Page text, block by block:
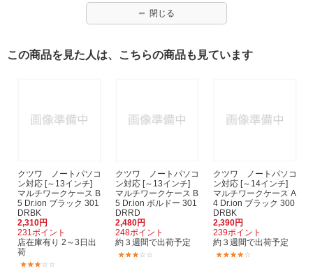
閉じる
この商品を見た人は、こちらの商品も見ています
クツワ ノートパソコ
ン対応 [～13インチ]
マルチワークケース B
5 Dr.ion ブラック 301
DRBK
2,310円
231ポイント
店在庫有り 2～3日出
荷
クツワ ノートパソコ
ン対応 [～13インチ]
マルチワークケース B
5 Dr.ion ボルドー 301
DRRD
2,480円
248ポイント
約３週間で出荷予定
クツワ ノートパソコ
ン対応 [～14インチ]
マルチワークケース A
4 Dr.ion ブラック 300
DRBK
2,390円
239ポイント
約３週間で出荷予定